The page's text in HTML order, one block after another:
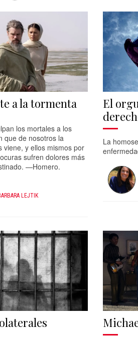
a la tormenta
los mortales a los
que de nosotros la
viene, y ellos mismos por
sufren dolores más
—Homero.
LEJTIK
El
La